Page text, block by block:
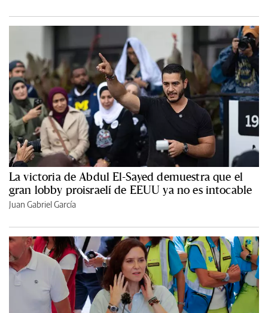
La victoria de Abdul El-Sayed demuestra que el
gran lobby proisraelí de EEUU ya no es intocable
Juan Gabriel García